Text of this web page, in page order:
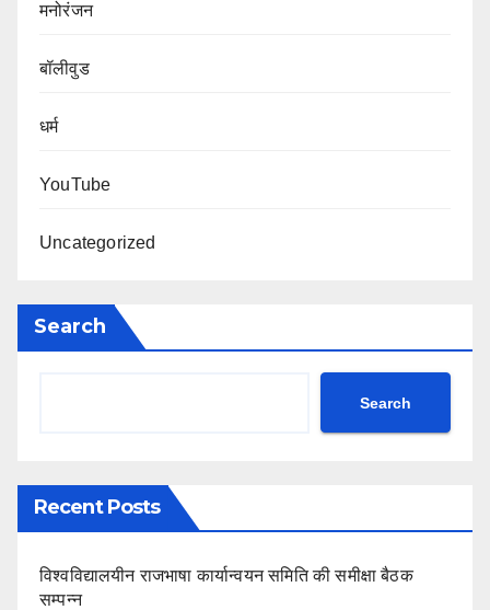
मनोरंजन
बॉलीवुड
धर्म
YouTube
Uncategorized
Search
Search
Recent Posts
विश्वविद्यालयीन राजभाषा कार्यान्वयन समिति की समीक्षा बैठक
सम्पन्न